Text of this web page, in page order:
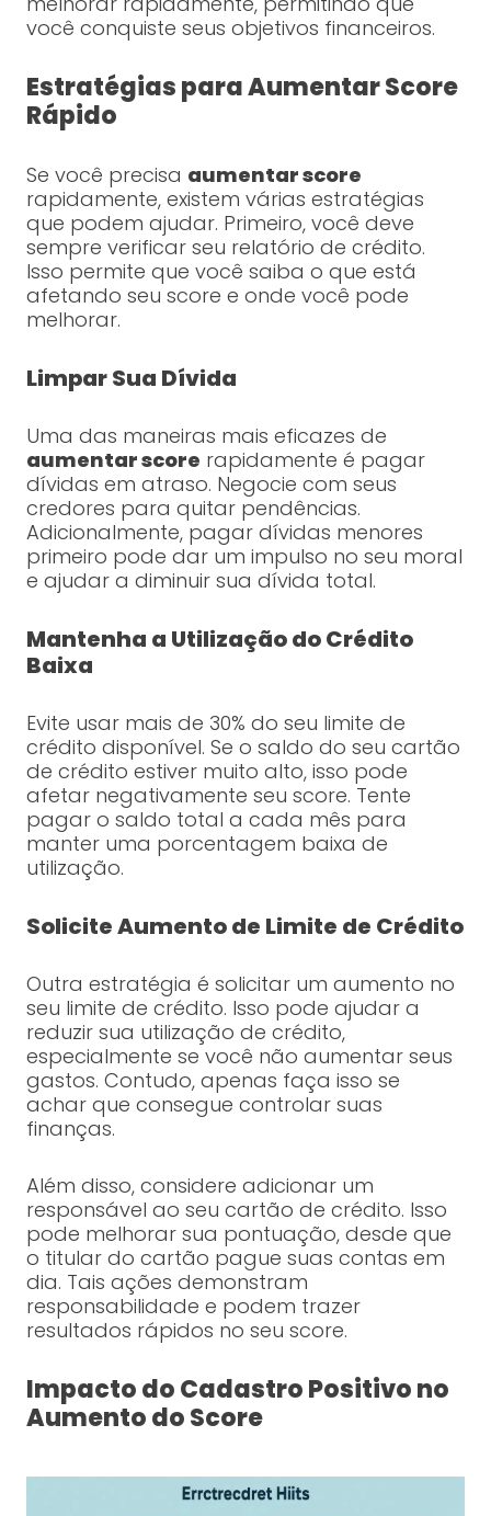
você conquiste seus objetivos financeiros.
Estratégias para Aumentar Score
Rápido
Se você precisa aumentar score
rapidamente, existem várias estratégias
que podem ajudar. Primeiro, você deve
sempre verificar seu relatório de crédito.
Isso permite que você saiba o que está
afetando seu score e onde você pode
melhorar.
Limpar Sua Dívida
Uma das maneiras mais eficazes de
aumentar score rapidamente é pagar
dívidas em atraso. Negocie com seus
credores para quitar pendências.
Adicionalmente, pagar dívidas menores
primeiro pode dar um impulso no seu moral
e ajudar a diminuir sua dívida total.
Mantenha a Utilização do Crédito
Baixa
Evite usar mais de 30% do seu limite de
crédito disponível. Se o saldo do seu cartão
de crédito estiver muito alto, isso pode
afetar negativamente seu score. Tente
pagar o saldo total a cada mês para
manter uma porcentagem baixa de
utilização.
Solicite Aumento de Limite de Crédito
Outra estratégia é solicitar um aumento no
seu limite de crédito. Isso pode ajudar a
reduzir sua utilização de crédito,
especialmente se você não aumentar seus
gastos. Contudo, apenas faça isso se
achar que consegue controlar suas
finanças.
Além disso, considere adicionar um
responsável ao seu cartão de crédito. Isso
pode melhorar sua pontuação, desde que
o titular do cartão pague suas contas em
dia. Tais ações demonstram
responsabilidade e podem trazer
resultados rápidos no seu score.
Impacto do Cadastro Positivo no
Aumento do Score